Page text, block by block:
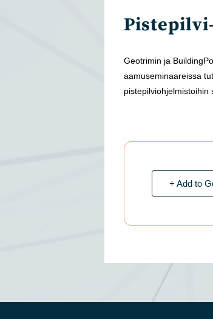
Geotrimin ja
aamuseminaareissa
pistepilviohjelmistoihin
+ Add to